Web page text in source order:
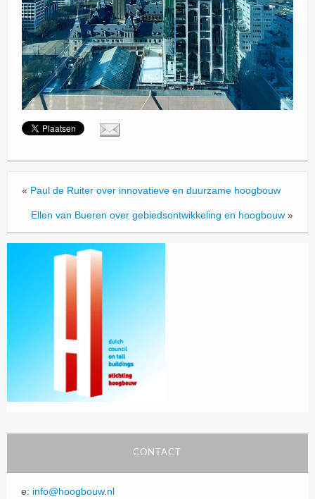
« Paul de Ruiter over innovatieve en duurzame hoogbouw
Ellen van Bueren over gebiedsontwikkeling en hoogbouw »
CONTACT
e: info@hoogbouw.nl